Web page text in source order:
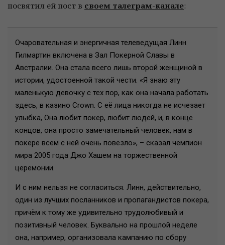
посвятил ей пост в своем талеграм-канале:
Очаровательная и энергичная телеведущая Линн
Гилмартин включена в Зал Покерной Славы в
Австралии. Она стала всего лишь второй женщиной в
истории, удостоенной такой чести. «Я знаю эту
маленькую девочку с тех пор, как она начала работать
здесь, в казино Crown. С её лица никогда не исчезает
улыбка, Она любит покер, любит людей, и, в конце
концов, она просто замечательный человек, нам в
покере всем с ней очень повезло», – сказал чемпион
мира 2005 года Джо Хашем на торжественной
церемонии.
И с ним нельзя не согласиться. Линн, действительно,
один из лучших посланников и пропагандистов покера,
причём к тому же удивительно трудолюбивый и
позитивный человек. Буквально на прошлой неделе
она, например, организовала кампанию по сбору